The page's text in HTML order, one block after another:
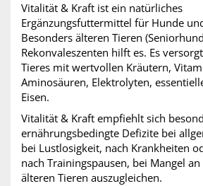
Vitalität & Kraft ist ein natürliches
Ergänzungsfuttermittel für Hunde
Besonders älteren Tieren
Rekonvaleszenten hilft es. Es
Tieres mit wertvollen Kräutern,
Aminosäuren, Elektrolyten,
Eisen.
Vitalität & Kraft empfiehlt sich
ernährungsbedingte Defizite bei
bei Lustlosigkeit, nach Krankheiten
nach Trainingspausen, bei Mangel
älteren Tieren auszugleichen.